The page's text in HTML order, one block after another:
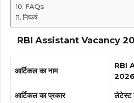
FAQs
निष्कर्ष
RBI Assistant Vacancy
आर्टिकल का नाम
RBI
2026
आर्टिकल का प्रकार लेटेस्ट